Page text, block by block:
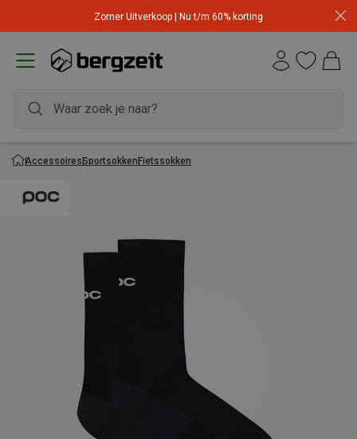
Zomer Uitverkoop | Nu t/m 60% korting
AccessoiresSportsokkenFietssokken